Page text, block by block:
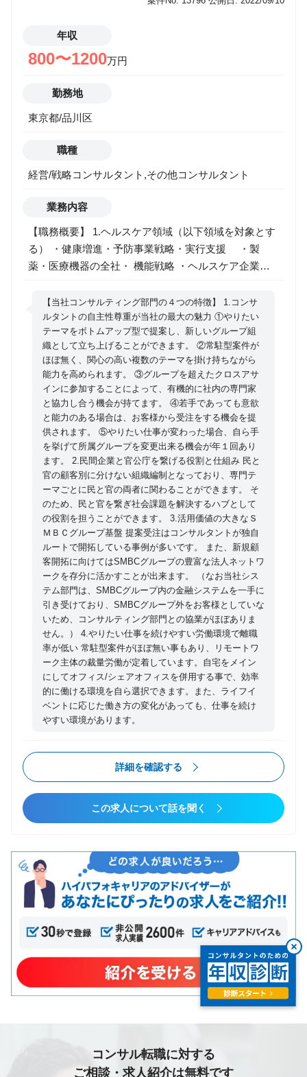
化芸術/創造都市/集客施設×まちづくり ホール/劇場、
美術館、水族館、公園、歴史的建造物を核としたまち
イン/案件創出 ②DX×まちづくり AI/IoT時代の新たなま
DX提案（自治体公共サービスのDXなど） ③スポーツ
としたまちづくりの事業化支援、スポーツの価値の見
える化
年収
800〜1200万円
勤務地
東京都/品川区
職種
経営/戦略コンサルタント,その他コンサルタント
業務内容
【職務概要】 1.ヘルスケア領域（以下領域を対象とす
る） ・健康増進・予防事業戦略・実行支援 ・製
薬・医療機器の全社・ 機能戦略 ・ヘルスケア企業海
先端医療新規事業戦略 構築実行支援 ・経営/業務改革
発の人財/開発支援（＊医療機関向けコンサルティング
は対象外） 2.介護/シニアビジネス領域（以下領域を対
象とする） 超高齢社会における社会課題を創造的に解
決しようとする企業・団体・官公庁を、併走しながら
支援します。 ・介護/ヘルスケア×テクノロジー活
用 ・高齢者向け商品/サービス開発、ヘルス
ケアサービス開発 ・介護事業戦略、高齢者住宅事
業 ・介護業界向けマーケティング ・厚生労
働省調査研究（認知症、保険外サービス、介護人材、
地域包括ケア等） ・自治体向け調査/コンサルティン
グ（地域包括ケア等） ・経済産業省調査研究（認知
症、ヘルスケアサービス）
【当社コンサルティング部門の４つの特徴】 1.コンサ
ルタントの自主性尊重が当社の最大の魅力 ①やりたい
テーマをボトムアップ型で提案し、新しいグループ組
織として立ち上げることができます。 ②常駐型案件が
ほぼ無く、関心の高い複数のテーマを掛け持ちながら
能力を高められます。 ③グループを超えたクロスアサ
インに参加することによって、有機的に社内の専門家
と協力し合う機会が持てます。 ④若手であっても意欲
と能力のある場合は、お客様から受注をする機会を提
供されます。 ⑤やりたい仕事が変わった場合、自ら手
を挙げて所属グループを変更出来る機会が年１回あり
ます。 2.民間企業と官公庁を繋げる役割と仕組み 民と
官の顧客別に分けない組織編制となっており、専門テ
ーマごとに民と官の両者に関わることができます。 そ
のため、民と官を繋ぎ社会課題を解決するハブとして
の役割を担うことができます。 3.活用価値の大きなＳ
ＭＢＣグループ基盤 提案受注はコンサルタントが独自
ルートで開拓している事例が多いです。 また、新規顧
客開拓に向けてはSMBCグループの豊富な法人ネットワ
ークを存分に活かすことが出来ます。 （なお当社シス
テム部門は、SMBCグループ内の金融システムを一手に
引き受けており、SMBCグループ外をお客様としていな
いため、コンサルティング部門との協業がほぼありま
せん。） 4.やりたい仕事を続けやすい労働環境で離職
率が低い 常駐型案件がほぼ無い事もあり、リモートワ
ーク主体の裁量労働が定着しています。自宅をメイン
にしてオフィス/シェアオフィスを併用する事で、効率
的に働ける環境を自ら選択できます。また、ライフイ
ベントに応じた働き方の変化があっても、仕事を続け
やすい環境があります。
詳細を確認する
この求人について話を聞く
コンサル転職に対する
ご相談・求人紹介は無料です